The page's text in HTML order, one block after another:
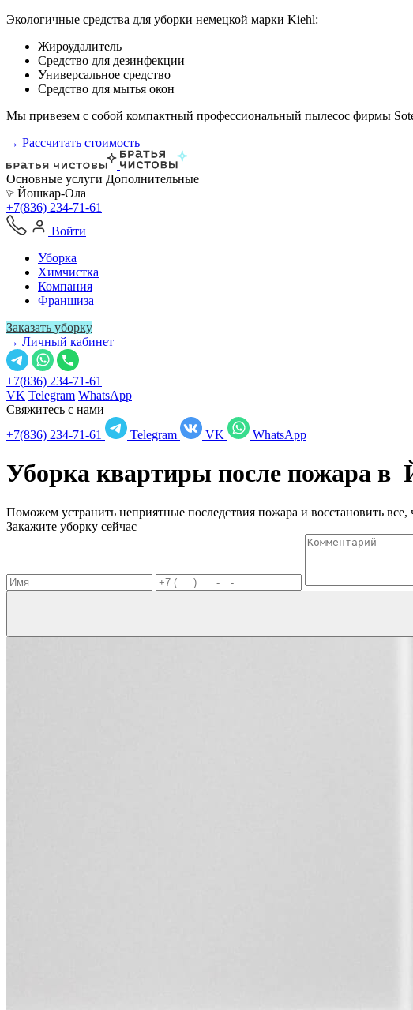
Экологичные средства для уборки немецкой марки Kiehl:
Жироудалитель
Средство для дезинфекции
Универсальное средство
Средство для мытья окон
Мы привезем с собой компактный профессиональный пылесос фирмы
→ Рассчитать стоимость
Основные услуги Дополнительные
Йошкар-Ола
+7(836) 234-71-61
Войти
Уборка
Химчистка
Компания
Франшиза
Заказать уборку
→ Личный кабинет
+7(836) 234-71-61
VK Telegram WhatsApp
Свяжитесь с нами
+7(836) 234-71-61
Telegram VK WhatsApp
Уборка квартиры после пожара в
Поможем устранить неприятные последствия пожара и восстановить все,
Закажите уборку сейчас